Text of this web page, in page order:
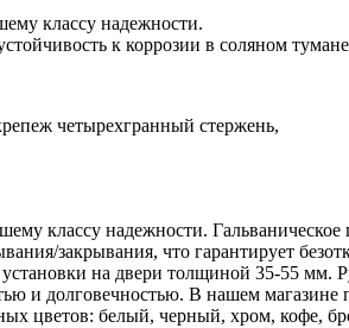
классу надежности.
к коррозии в соляном
четырехгранный стержень,
классу надежности.
закрывания, что гарантирует
на двери толщиной 35-55
и долговечностью. В нашем магазине
цветов: белый, черный, хром, кофе,